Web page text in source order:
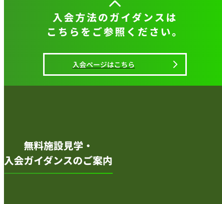
入会方法のガイダンスは
こちらをご参照ください。
入会ページはこちら
無料施設見学・
入会ガイダンスのご案内